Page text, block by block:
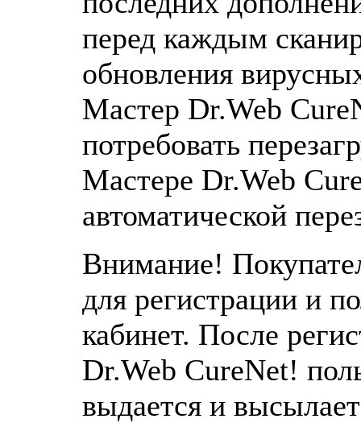
перед каждым
обновления
Мастер Dr.Web
потребовать
Мастере Dr.Web
автоматической
Внимание!
для регистрации и
кабинет. После
Dr.Web CureNet!
выдается и